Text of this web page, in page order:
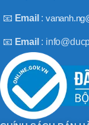
📧 Email :
📧 Email :